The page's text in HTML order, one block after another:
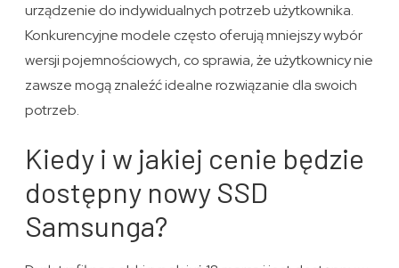
urządzenie do indywidualnych potrzeb użytkownika.
Konkurencyjne modele często oferują mniejszy wybór
wersji pojemnościowych, co sprawia, że użytkownicy nie
zawsze mogą znaleźć idealne rozwiązanie dla swoich
potrzeb.
Kiedy i w jakiej cenie będzie
dostępny nowy SSD
Samsunga?